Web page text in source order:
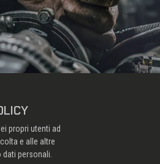
propri utenti ad
e alle altre
personali.